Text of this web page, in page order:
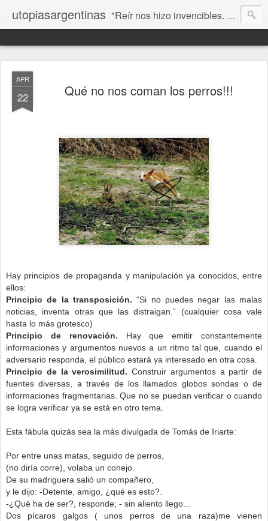
utopiasargentinas "Reír nos hizo invencibles. No como los que siempre ganan, sino como aquellos que no se rinden”. Frida Kahlo
APR
22 Qué no nos coman los perros!!!
Hay principios de propaganda y manipulación ya conocidos, entre
ellos:
Principio de la transposición. “Si no puedes negar las malas
noticias, inventa otras que las distraigan.” (cualquier cosa vale
hasta lo más grotesco)
Principio de renovación. Hay que emitir constantemente
informaciones y argumentos nuevos a un ritmo tal que, cuando el
adversario responda, el público estará ya interesado en otra cosa.
Principio de la verosimilitud. Construir argumentos a partir de
fuentes diversas, a través de los llamados globos sondas o de
informaciones fragmentarias. Que no se puedan verificar o cuando
se logra verificar ya se está en otro tema.
Esta fábula quizás sea la más divulgada de Tomás de Iriarte:
Por entre unas matas, seguido de perros,
(no diría corre), volaba un conejo.
De su madriguera salió un compañero,
y le dijo: -Detente, amigo, ¿qué es esto?.
-¿Qué ha de ser?, responde; - sin aliento llego...
Dos pícaros galgos ( unos perros de una raza)me vienen